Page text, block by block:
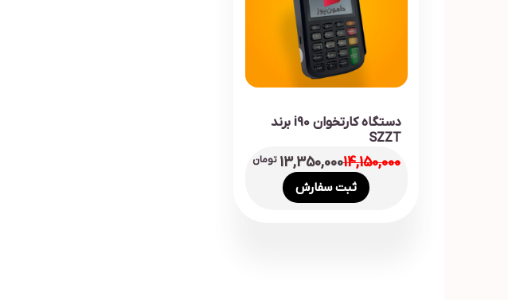
دستگاه کارتخوان i90 برند
SZZT
ثبت سفارش
14,150,000
13,350,000 تومان